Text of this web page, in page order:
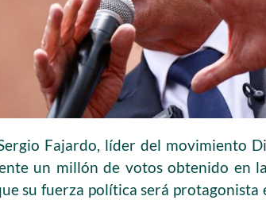
Fajardo, líder del movimiento
un millón de votos obtenido en
su fuerza política será protagonista